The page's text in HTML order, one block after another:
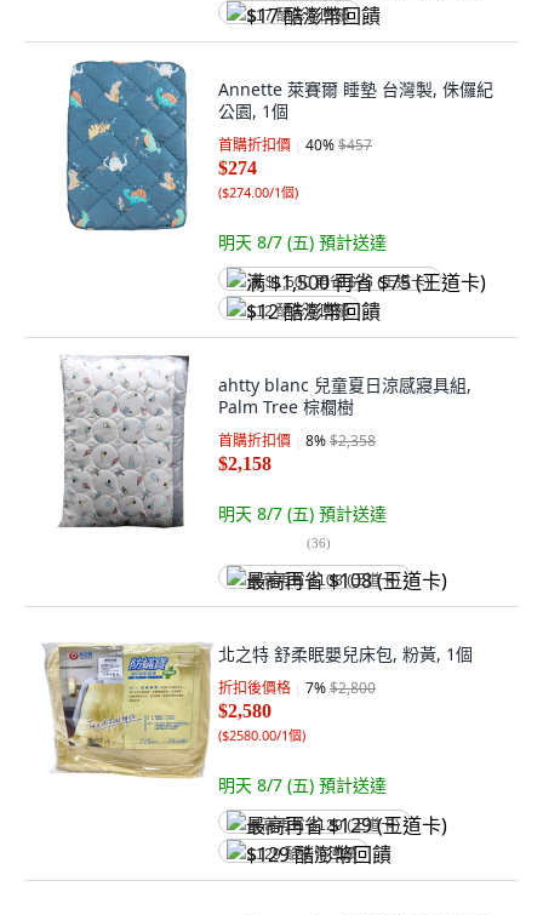
$17 酷澎幣回饋
Annette 萊賽爾 睡墊 台灣製, 侏儸紀
公園, 1個
首購折扣價 40%$457
$274
($274.00/1個)
明天 8/7 (五) 預計送達
满 $1,500 再省 $75 (王道卡)
$12 酷澎幣回饋
ahtty blanc 兒童夏日涼感寢具組,
Palm Tree 棕櫚樹
首購折扣價 8%$2,358
$2,158
明天 8/7 (五) 預計送達
(36)
最高再省 $108 (王道卡)
北之特 舒柔眠嬰兒床包, 粉黃, 1個
折扣後價格 7%$2,800
$2,580
($2580.00/1個)
明天 8/7 (五) 預計送達
最高再省 $129 (王道卡)
$129 酷澎幣回饋